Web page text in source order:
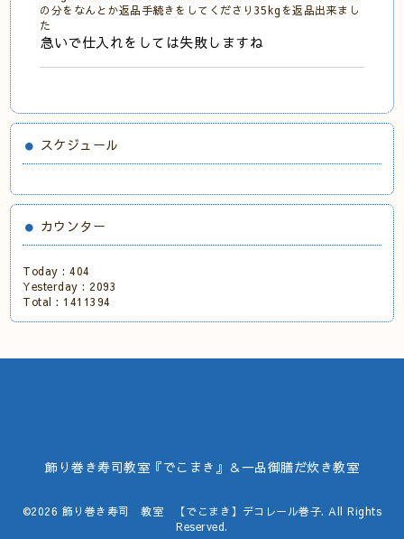
の分をなんとか返品手続きをしてくださり35kgを返品出来まし
た
急いで仕入れをしては失敗しますね
スケジュール
カウンター
Today :404
Yesterday : 2093
Total : 1411394
飾り巻き寿司教室『でこまき』＆一品御膳だ炊き教室
©2026 飾り巻き寿司 教室 【でこまき】デコレール巻子. All Rights
Reserved.